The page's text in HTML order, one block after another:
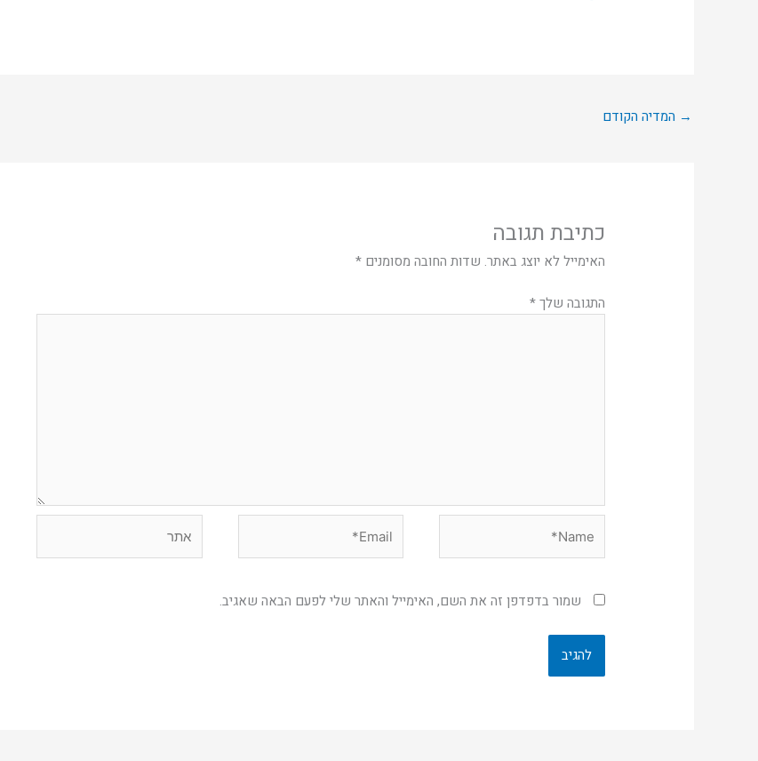
→ המדיה הקודם
כתיבת תגובה
האימייל לא יוצג באתר. שדות החובה מסומנים*
התגובה שלך*
שמור בדפדפן זה את השם, האימייל והאתר שלי לפעם הבאה שאגיב.